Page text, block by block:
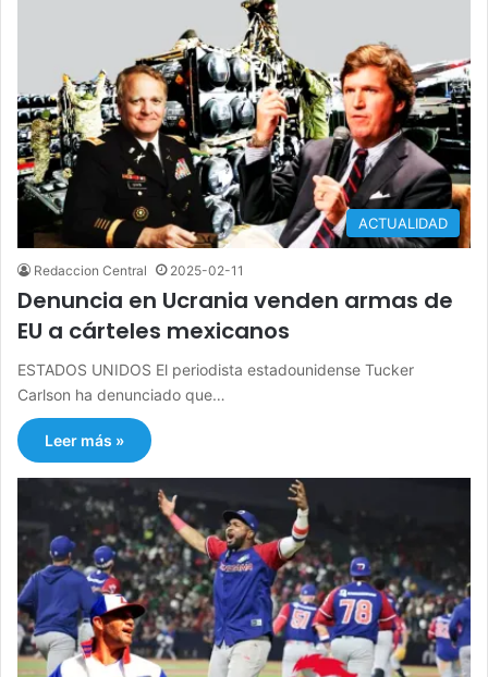
ACTUALIDAD
Redaccion Central 2025-02-11
Denuncia en Ucrania venden armas de
EU a cárteles mexicanos
ESTADOS UNIDOS El periodista estadounidense Tucker
Carlson ha denunciado que…
Leer más »